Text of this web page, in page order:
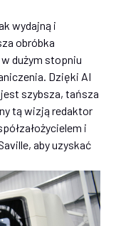
wydajną i
obróbka
dużym stopniu
Dzięki AI
szybsza, tańsza
tą wizją redaktor
i
aby uzyskać